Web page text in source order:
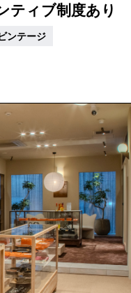
ティブ制度あり
ンテージ